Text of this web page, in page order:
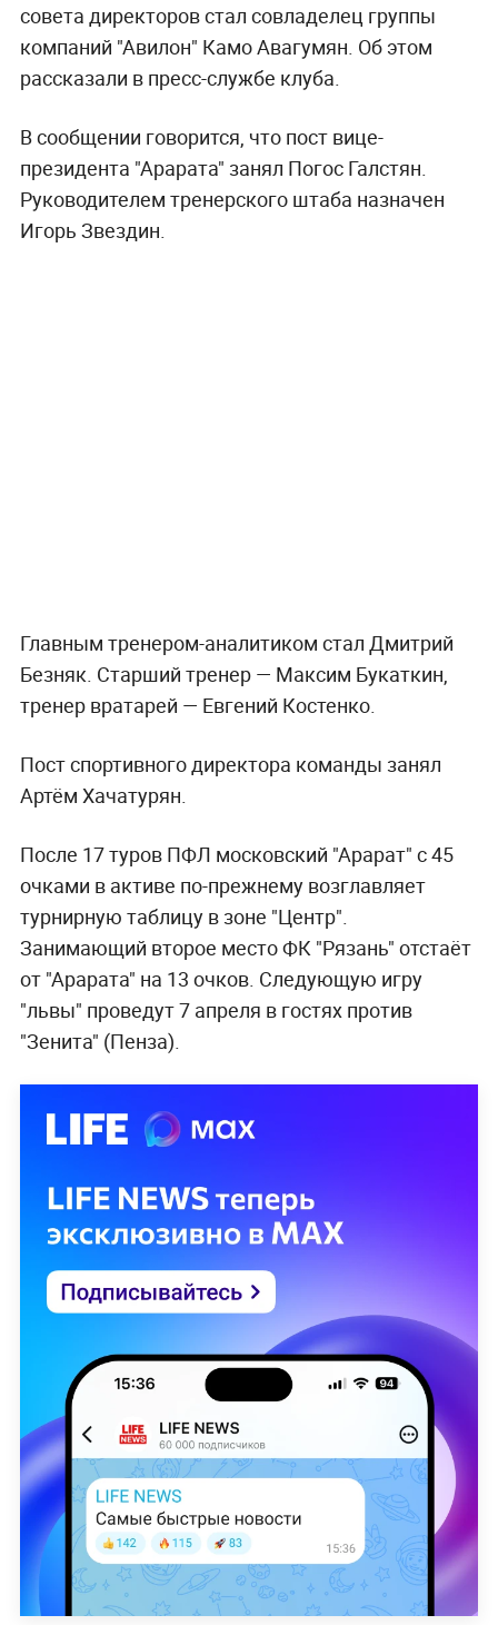
совета директоров стал совладелец группы
компаний "Авилон" Камо Авагумян. Об этом
рассказали в пресс-службе клуба.
В сообщении говорится, что пост вице-
президента "Арарата" занял Погос Галстян.
Руководителем тренерского штаба назначен
Игорь Звездин.
Главным тренером-аналитиком стал Дмитрий
Безняк. Старший тренер — Максим Букаткин,
тренер вратарей — Евгений Костенко.
Пост спортивного директора команды занял
Артём Хачатурян.
После 17 туров ПФЛ московский "Арарат" с 45
очками в активе по-прежнему возглавляет
турнирную таблицу в зоне "Центр".
Занимающий второе место ФК "Рязань" отстаёт
от "Арарата" на 13 очков. Следующую игру
"львы" проведут 7 апреля в гостях против
"Зенита" (Пенза).